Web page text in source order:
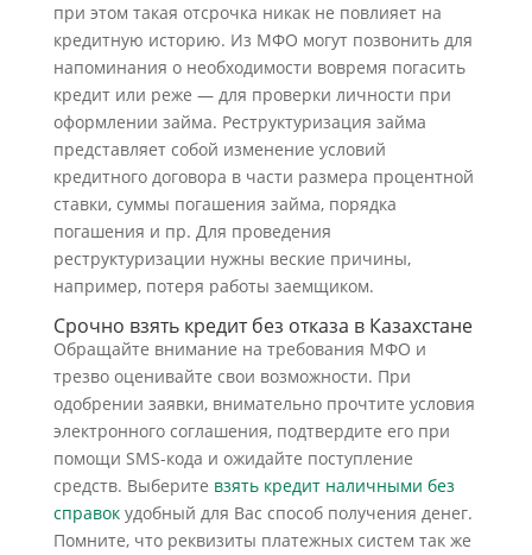
при этом такая отсрочка никак не повлияет на
кредитную историю. Из МФО могут позвонить для
напоминания о необходимости вовремя погасить
кредит или реже — для проверки личности при
оформлении займа. Реструктуризация займа
представляет собой изменение условий
кредитного договора в части размера процентной
ставки, суммы погашения займа, порядка
погашения и пр. Для проведения
реструктуризации нужны веские причины,
например, потеря работы заемщиком.
Срочно взять кредит без отказа в Казахстане
Обращайте внимание на требования МФО и
трезво оценивайте свои возможности. При
одобрении заявки, внимательно прочтите условия
электронного соглашения, подтвердите его при
помощи SMS-кода и ожидайте поступление
средств. Выберите взять кредит наличными без
справокудобный для Вас способ получения денег.
Помните, что реквизиты платежных систем так же